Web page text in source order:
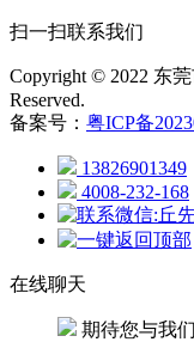
扫一扫联系我们
Copyright © 2022 东
Reserved.
备案号： 粤ICP备
13826901349
4008-232-168
在线聊天
期待您与我